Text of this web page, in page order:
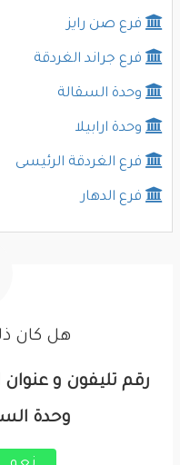
فرع صن رايز
فرع جراند الغردقة
وحدة السقالة
وحدة ارابيلا
فرع الغردقة الرئيسى
فرع الدهار
هل كان
وحدة